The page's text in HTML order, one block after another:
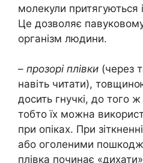
молекули притягуються
Це дозволяє
організм людини.
– прозорі плівки (через
навіть читати),
досить гнучкі, до того
тобто їх можна
при опіках. При
або оголеними
плівка починає